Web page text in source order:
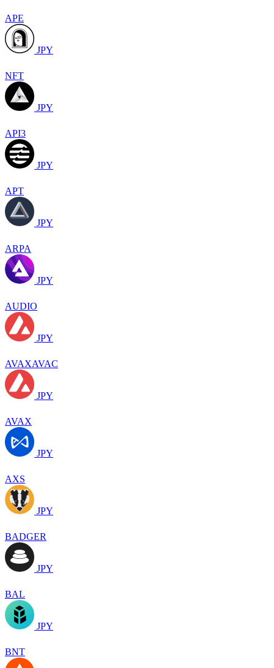
APE
JPY
NFT
JPY
API3
JPY
APT
JPY
ARPA
JPY
AUDIO
JPY
AVAXAVAC
JPY
AVAX
JPY
AXS
JPY
BADGER
JPY
BAL
JPY
BNT